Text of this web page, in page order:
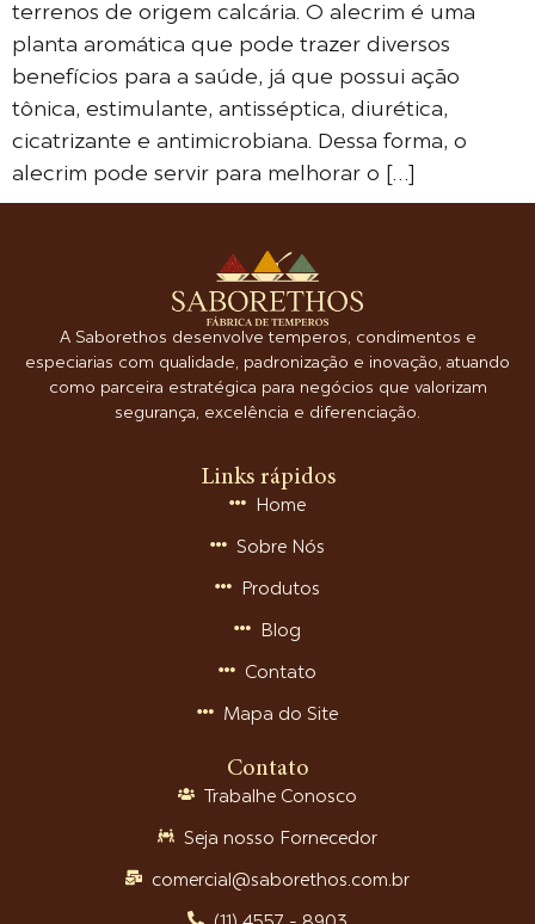
terrenos de origem calcária. O alecrim é uma
planta aromática que pode trazer diversos
benefícios para a saúde, já que possui ação
tônica, estimulante, antisséptica, diurética,
cicatrizante e antimicrobiana. Dessa forma, o
alecrim pode servir para melhorar o […]
A Saborethos desenvolve temperos, condimentos e
especiarias com qualidade, padronização e inovação, atuando
como parceira estratégica para negócios que valorizam
segurança, excelência e diferenciação.
Links rápidos
Home
Sobre Nós
Produtos
Blog
Contato
Mapa do Site
Contato
Trabalhe Conosco
Seja nosso Fornecedor
comercial@saborethos.com.br